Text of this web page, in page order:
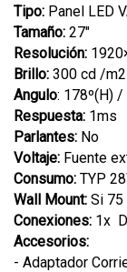
Tipo: Panel LED
Tamaño: 27"
Resolución:
Brillo: 300 cd /
Angulo: 178º(H) /
Respuesta: 1ms
Parlantes: No
Voltaje: Fuente
Consumo: TYP
Wall Mount: Si 75
Conexiones: 1x
Accesorios:
- Adaptador